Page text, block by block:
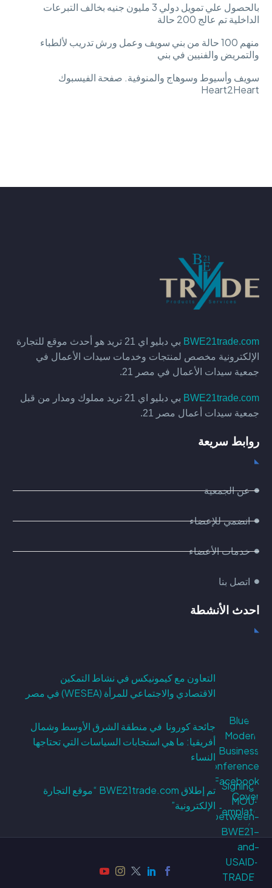
بالحصول علي تمويل دولي 3 مليون جنيه بخالف التبرعات
الداخلية تم عالج 200 حالة
منهم 100 حالة من بني سويف وعمل ورش تدريب لألطباء
والتمريض والفنيين في بني
سويف وأسيوط وسوهاج والمنوفية. صفحة الفيسبوك
Heart2Heart
BWE21trade.com
بي دبليو اي 21 تريد هو أحدث موقع للتجارة
الإلكترونية مخصص لمنتجات وخدمات سيدات الأعمال في
جمعية سيدات الأعمال في مصر 21.
BWE21trade.com
بي دبليو اي 21 تريد مملوك ومدار من قبل
جمعية سيدات أعمال مصر 21.
روابط سريعة
عن الجمعية
انضمي للإعضاء
خدمات الأعضاء
اتصل بنا
احدث الأنشطة
التعاون مع كيمونيكس في نشاط التمكين
الاقتصادي والاجتماعي للمرأة (WESEA) في مصر
جائحة كورونا في منطقة الشرق الأوسط وشمال
أفريقيا: ما هي استجابات السياسات التي تحتاجها
النساء
تم إطلاق BWE21trade.com “موقع التجارة
الإلكترونية”